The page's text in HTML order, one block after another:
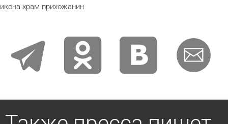
икона храм прихожанин
telegram odnoklassniki vkontakte email